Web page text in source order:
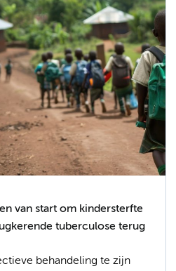
van start om kindersterfte
tuberculose terug
behandeling te zijn